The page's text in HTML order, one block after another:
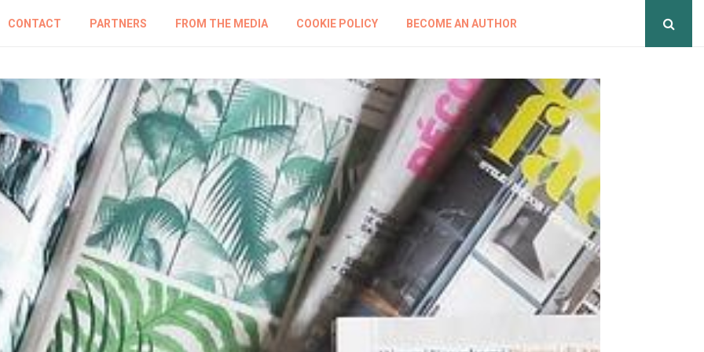
CONTACT PARTNERS FROM THE MEDIA COOKIE POLICY BECOME AN AUTHOR